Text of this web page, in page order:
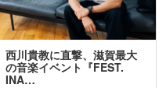
西川貴教に直撃、滋賀最大
の音楽イベント『FEST.
INA…